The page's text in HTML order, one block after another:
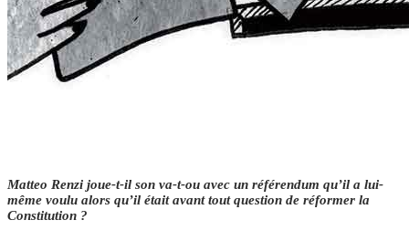
Matteo Renzi joue-t-il son va-t-ou avec un référendum qu’il a lui-
même voulu alors qu’il était avant tout question de réformer la
Constitution ?